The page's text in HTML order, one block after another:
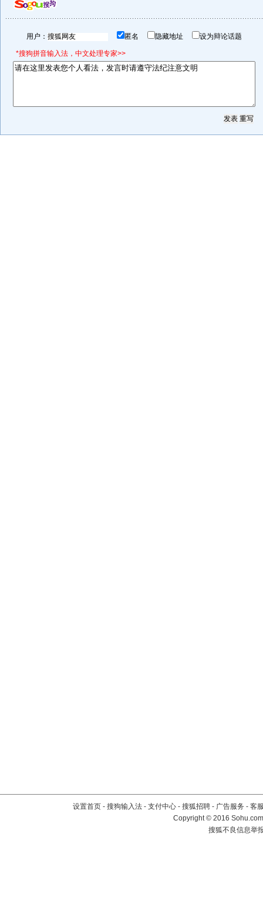
用户： 匿名 隐藏地址 设为辩论话题
*搜狗拼音输入法，中文处理专家>>
设置首页 - 搜狗输入法 - 支付中心 - 搜狐招聘 - 广告服务 - 客
Copyright©2016
搜狐不良信息举